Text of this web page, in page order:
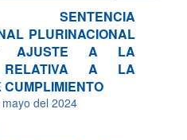
SENTENCIA
PLURINACIONAL
AJUSTE A LA
RELATIVA A LA
mayo del 2024